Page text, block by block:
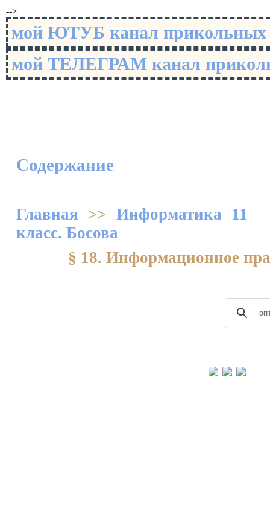
-->
мой ЮТУБ канал
мой ТЕЛЕГРАМ канал
Содержание
Главная >> Информатика 11
класс. Босова
§ 18. Информационное